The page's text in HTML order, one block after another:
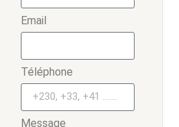
Email
Téléphone
Message